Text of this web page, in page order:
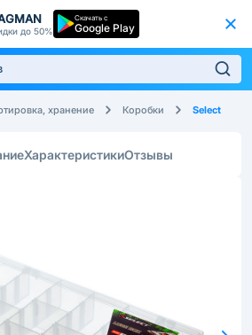
до 50%
Скачать с
Google Play
хранение Коробки Select
ХарактеристикиОтзывы